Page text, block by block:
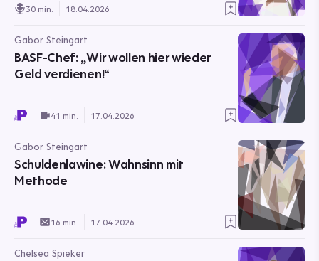
30 min. 18.04.2026
Gabor Steingart
BASF-Chef: „Wir wollen hier wieder
Geld verdienen!“
41 min. 17.04.2026
Gabor Steingart
Schuldenlawine: Wahnsinn mit
Methode
16 min. 17.04.2026
Chelsea Spieker